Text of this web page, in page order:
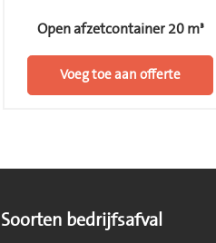
Open afzetcontainer 20 m³
Voeg toe aan offerte
Soorten bedrijfsafval